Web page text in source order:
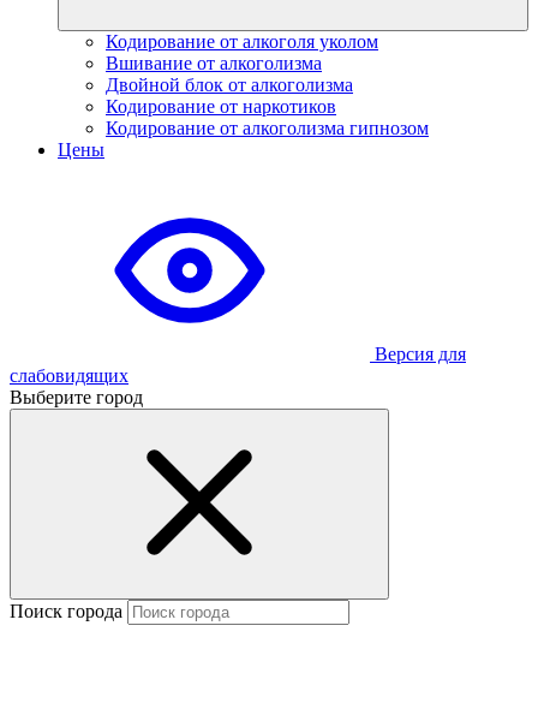
Кодирование от алкоголя уколом
Вшивание от алкоголизма
Двойной блок от алкоголизма
Кодирование от наркотиков
Кодирование от алкоголизма гипнозом
Цены
Версия для
слабовидящих
Выберите город
Поиск города